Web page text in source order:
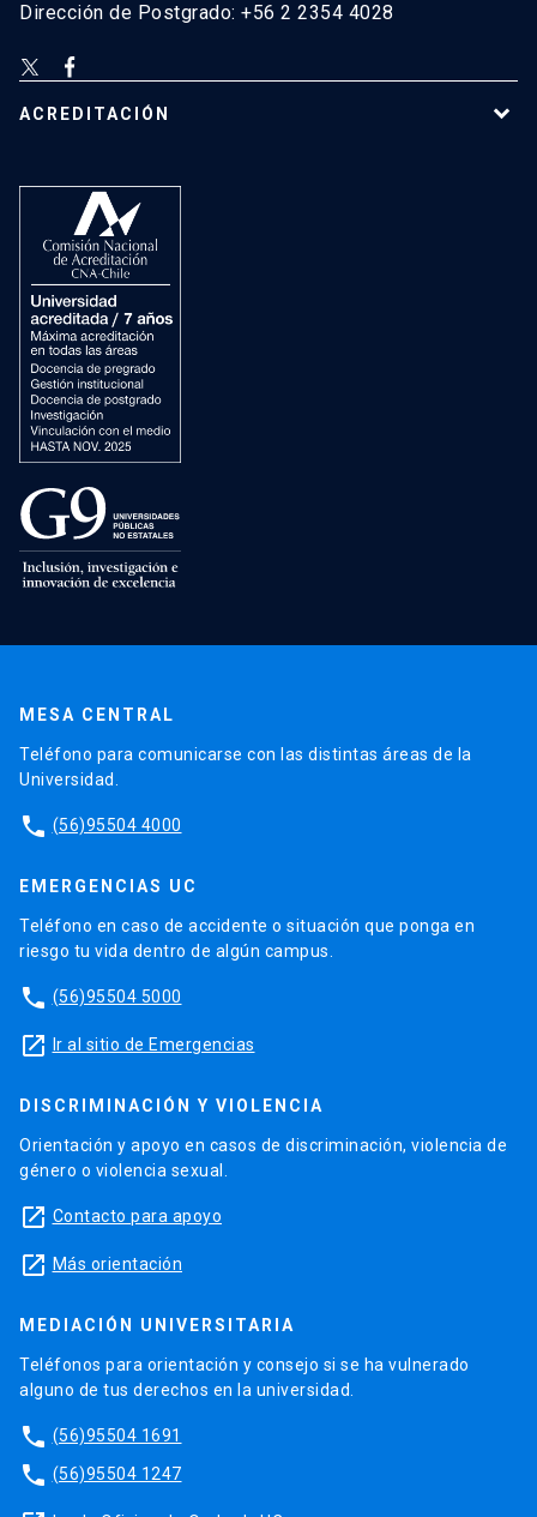
Dirección de Postgrado: +56 2 2354 4028
ACREDITACIÓN
MESA CENTRAL
Teléfono para comunicarse con las distintas áreas de la
Universidad.
phone (56)95504 4000
EMERGENCIAS UC
Teléfono en caso de accidente o situación que ponga en
riesgo tu vida dentro de algún campus.
phone (56)95504 5000
launch Ir al sitio de Emergencias
DISCRIMINACIÓN Y VIOLENCIA
Orientación y apoyo en casos de discriminación, violencia de
género o violencia sexual.
launch Contacto para apoyo
launch Más orientación
MEDIACIÓN UNIVERSITARIA
Teléfonos para orientación y consejo si se ha vulnerado
alguno de tus derechos en la universidad.
phone (56)95504 1691
phone (56)95504 1247